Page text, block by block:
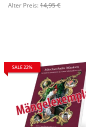
Alter Preis:14,95 €
SALE 22%